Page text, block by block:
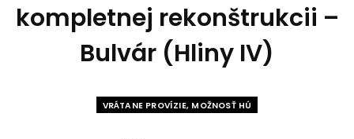
kompletnej rekonštrukcii –
Bulvár (Hliny IV)
VRÁTANE PROVÍZIE, MOŽNOSŤ HÚ